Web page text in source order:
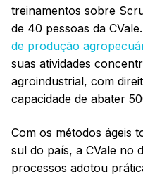
treinamentos sobre
de 40 pessoas da
de produção
suas atividades
agroindustrial, com
capacidade de abater
Com os métodos ágeis
sul do país, a CVale no
processos adotou